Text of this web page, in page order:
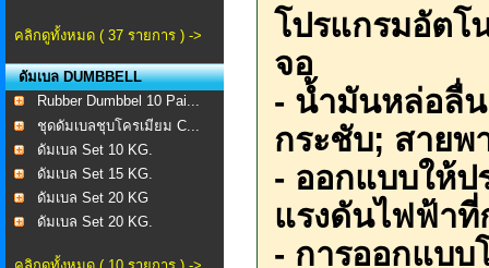
คลิกดูทั้งหมด ( 37 รายการ ) ->
ดัมเบล DUMBBELL
Rubber Dumbbel 10 Pai...
ชุดดัมเบลชุบโครเมียม C...
ดัมเบล Set 10 KG.
ดัมเบล Set 15 KG.
ดัมเบล Set 20 KG
ดัมเบล Set 20 KG.
โปรแกรมอัตโ
จอ
- น้ำมันหล่อลื่
กระชับ; สายพ
- ออกแบบให้ป
แรงดันไฟฟ้าที่
- การออกแบ